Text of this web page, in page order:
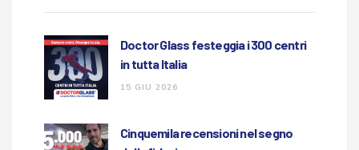
Doctor Glass festeggia i 300 centri
in tutta Italia
15 GIU 2026
Cinquemila recensioni nel segno